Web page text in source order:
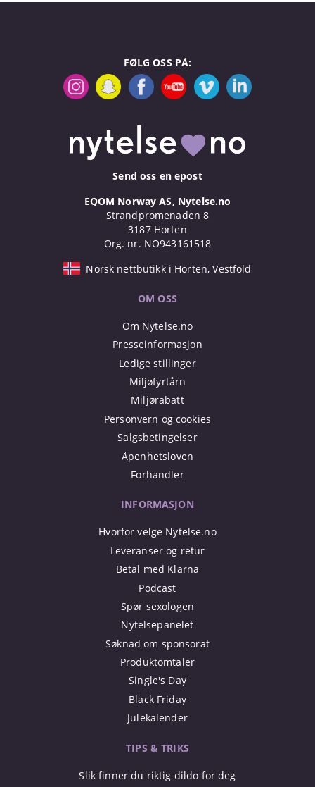
FØLG OSS PÅ:
Send oss en epost
EQOM Norway AS, Nytelse.no
Strandpromenaden 8
3187 Horten
Org. nr. NO943161518
Norsk nettbutikk i Horten, Vestfold
OM OSS
Om Nytelse.no
Presseinformasjon
Ledige stillinger
Miljøfyrtårn
Miljørabatt
Personvern og cookies
Salgsbetingelser
Åpenhetsloven
Forhandler
INFORMASJON
Hvorfor velge Nytelse.no
Leveranser og retur
Betal med Klarna
Podcast
Spør sexologen
Nytelsepanelet
Søknad om sponsorat
Produktomtaler
Single's Day
Black Friday
Julekalender
TIPS & TRIKS
Slik finner du riktig dildo for deg